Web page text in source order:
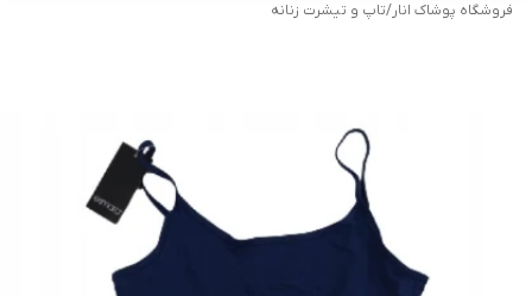
فروشگاه پوشاک انار/تاپ و تیشرت زنانه